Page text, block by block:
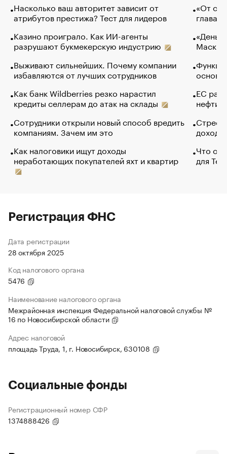
Насколько ваш авторитет зависит от
атрибутов престижа? Тест для лидеров
Казино проиграло. Как ИИ-агенты
разрушают букмекерскую индустрию
Выживают сильнейших. Почему компании
избавляются от лучших сотрудников
Как банк Wildberries резко нарастил
кредиты селлерам до атак на склады
Сотрудники открыли новый способ вредить
компаниям. Зачем им это
Как налоговики ищут доходы
неработающих покупателей яхт и квартир
«От
глава
Маск в
основ
ЕС
нефти
Что
для
Регистрация ФНС
Дата регистрации
28 октября 2025
Код налогового органа
5476
Наименование налогового органа
Межрайонная инспекция Федеральной налоговой службы №
16 по Новосибирской области
Адрес налоговой
площадь Труда, 1, г. Новосибирск, 630108
Социальные фонды
Регистрационный номер СФР
1374888426